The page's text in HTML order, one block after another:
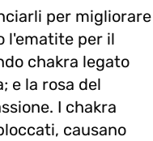
per migliorare
l'ematite per il
chakra legato
e la rosa del
I chakra
causano